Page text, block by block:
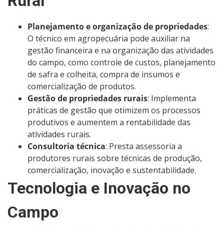
Planejamento e organização de propriedades:
O técnico em agropecuária pode auxiliar na
gestão financeira e na organização das atividades
do campo, como controle de custos, planejamento
de safra e colheita, compra de insumos e
comercialização de produtos.
Gestão de propriedades rurais: Implementa
práticas de gestão que otimizem os processos
produtivos e aumentem a rentabilidade das
atividades rurais.
Consultoria técnica: Presta assessoria a
produtores rurais sobre técnicas de produção,
comercialização, inovação e sustentabilidade.
Tecnologia e Inovação no
Campo